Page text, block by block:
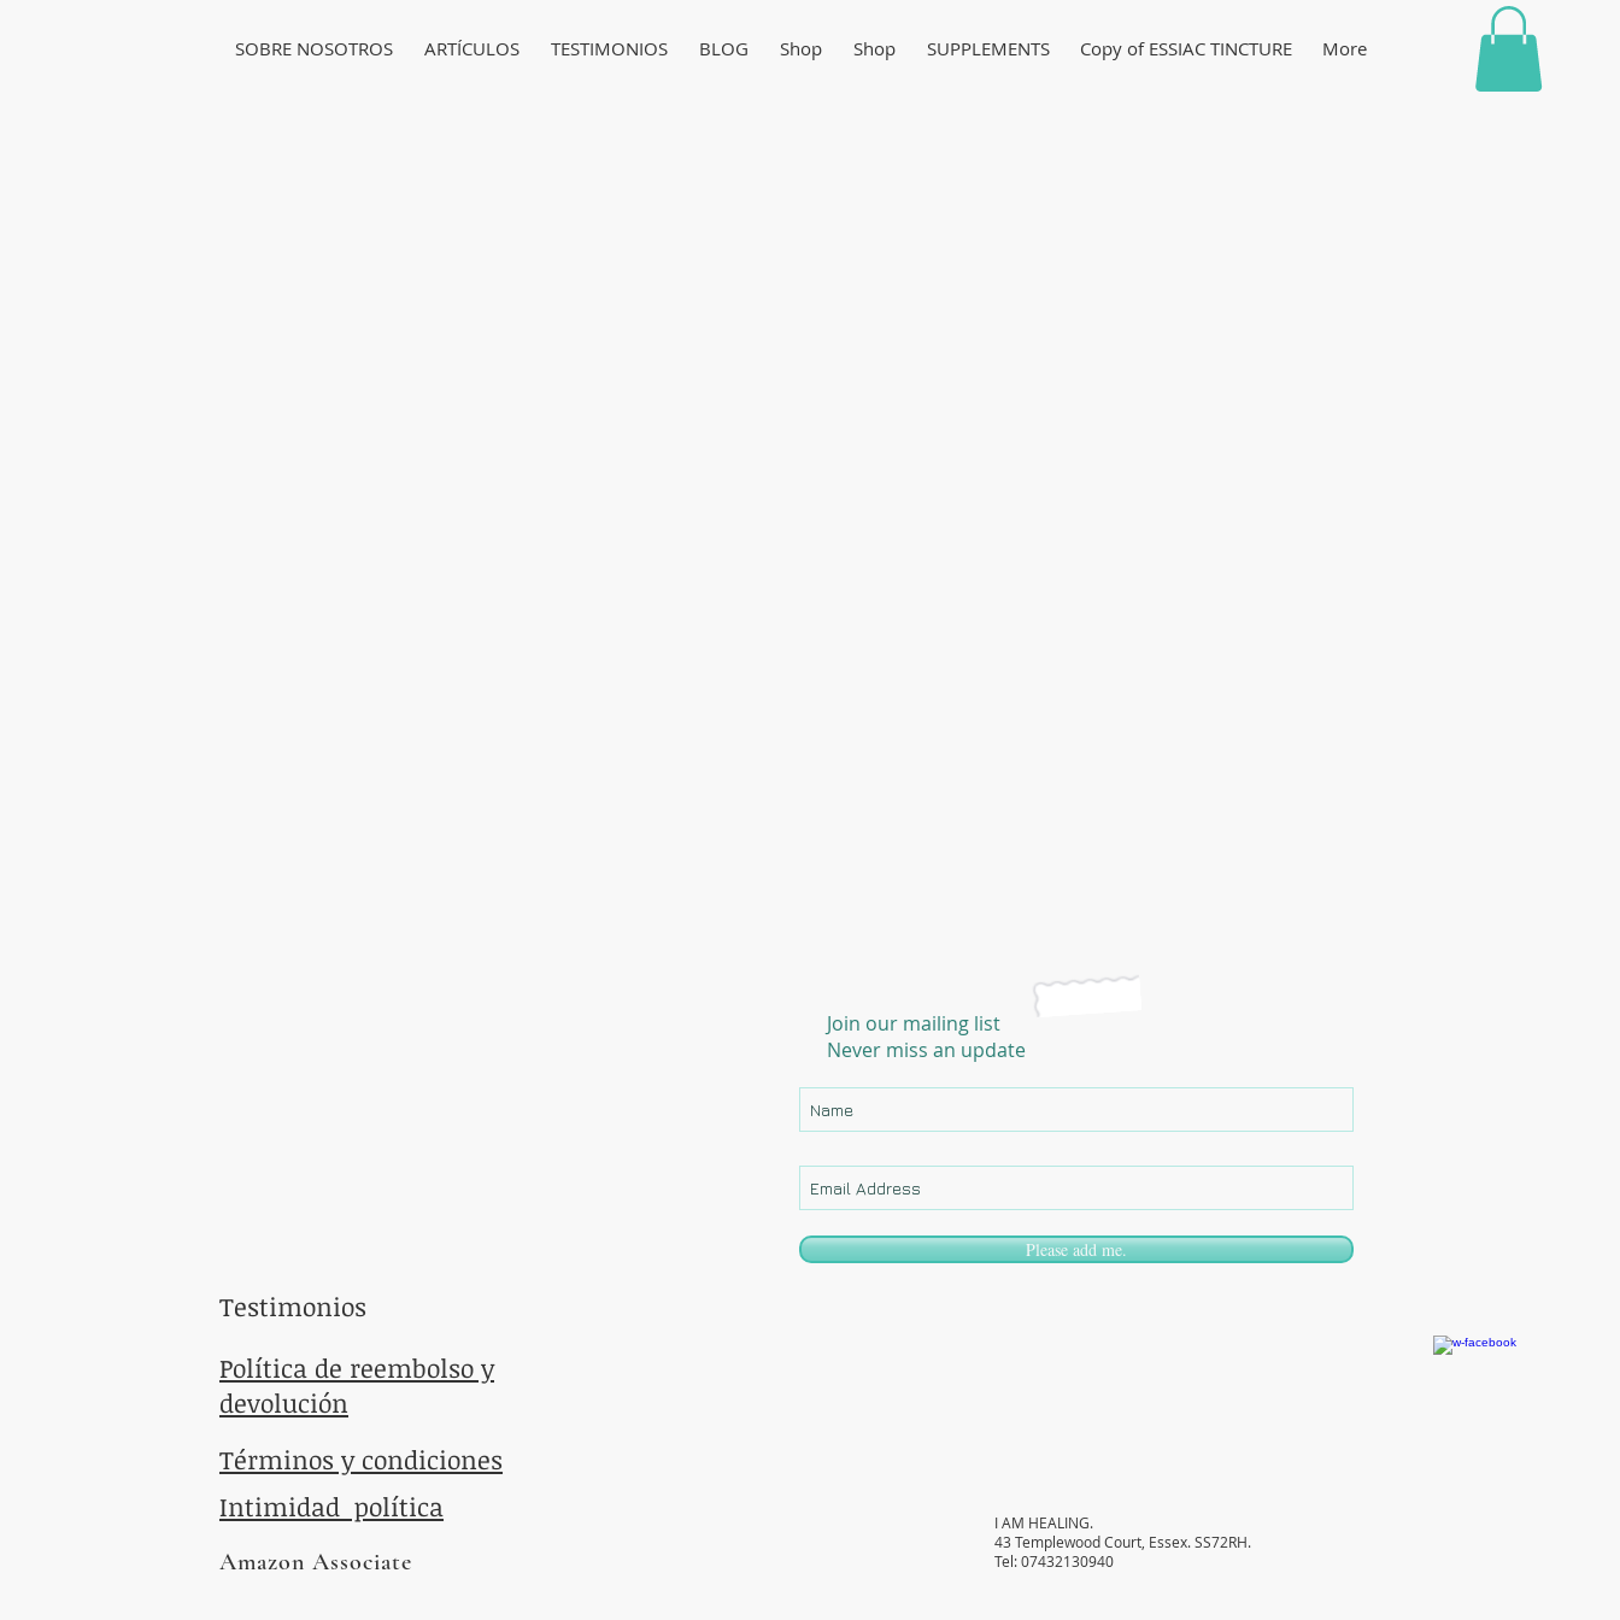
SOBRE NOSOTROS ARTÍCULOS TESTIMONIOS BLOG Shop Shop SUPPLEMENTS Copy of ESSIAC TINCTURE More
Testimonios
Política de reembolso y
devolución
Join our mailing list
Never miss an update
Please add me.
Términos y condiciones
Intimidad política
Amazon Associate
I AM HEALING.
43 Templewood Court, Essex. SS72RH.
Tel: 07432130940